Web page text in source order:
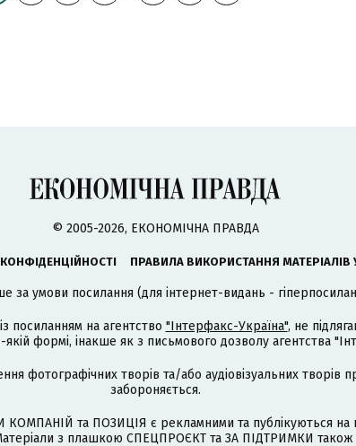
© 2005-2026, ЕКОНОМІЧНА ПРАВДА
ПРАВИЛА ВИКОРИСТАННЯ МАТЕРІАЛІВ
за умови посилання (для інтернет-видань -
посиланням на агентство "Інтерфакс-Україна", не
формі, інакше як з письмового дозволу агентства
фотографічних творів та/або аудіовізуальних
забороняється.
КОМПАНІЙ та ПОЗИЦІЯ є рекламними та публікуються на
з плашкою СПЕЦПРОЄКТ та ЗА ПІДТРИМКИ